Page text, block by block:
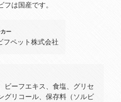
は国産です。
カー
フペット株式会社
ビーフエキス、食塩、グリセ
グリコール、保存料（ソルビ